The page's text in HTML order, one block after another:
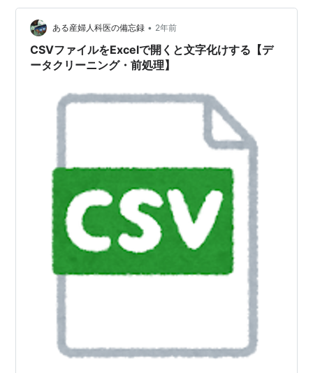
け離れているかを標準偏差の単位で測る指標です。標準
化（Normalization）の手法の一つとしても使われます。
Zスコアは以下の式で計算されます： ：対…
ある産婦人科医の備忘録 • 2年前
CSVファイルをExcelで開くと文字化けする【デ
ータクリーニング・前処理】